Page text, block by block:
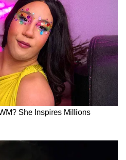
श्रीलंका को भारत की बड़ी मदद,
250 मीट्रिक टन से ज्यादा के बेली
ब्रिज दिए गए